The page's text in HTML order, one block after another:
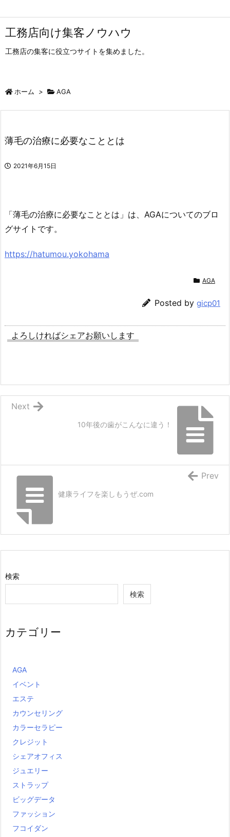
工務店向け集客ノウハウ
工務店の集客に役立つサイトを集めました。
ホーム > AGA
薄毛の治療に必要なこととは
2021年6月15日
「薄毛の治療に必要なこととは」は、AGAについてのブロ
グサイトです。
https://hatumou.yokohama
AGA
Posted by gicp01
よろしければシェアお願いします
10年後の歯がこんなに違う！
Next
健康ライフを楽しもうぜ.com
Prev
検索
検索
カテゴリー
AGA
イベント
エステ
カウンセリング
カラーセラピー
クレジット
シェアオフィス
ジュエリー
ストラップ
ビッグデータ
ファッション
フコイダン